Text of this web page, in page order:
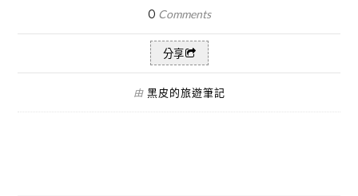
0 Comments
分享
由 黑皮的旅遊筆記